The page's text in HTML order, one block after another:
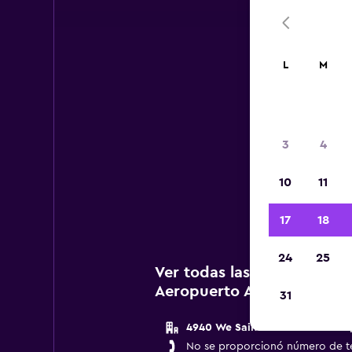
A
Ver todas las agencias de
Aeropuerto Anchorage
4940 We Saint International
No se proporcionó número de
L M
3 4
10 11
17 18
24 25
31